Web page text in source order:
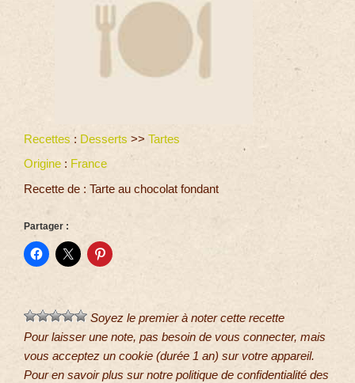
Recettes : Desserts >> Tartes
Origine : France
Recette de : Tarte au chocolat fondant
Partager :
Soyez le premier à noter cette recette
Pour laisser une note, pas besoin de vous connecter, mais
vous acceptez un cookie (durée 1 an) sur votre appareil.
Pour en savoir plus sur notre politique de confidentialité des